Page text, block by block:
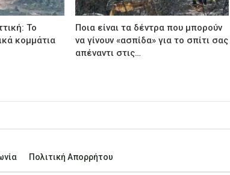
Το
κομμάτια
Ποια είναι τα δέντρα που μπορούν
να γίνουν «ασπίδα» για το σπίτι σας
απέναντι στις…
Πολιτική Απορρήτου